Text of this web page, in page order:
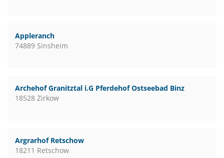
Appleranch
74889 Sinsheim
Archehof Granitztal i.G Pferdehof Ostseebad Binz
18528 Zirkow
Argrarhof Retschow
18211 Retschow